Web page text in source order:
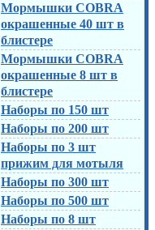
Мормышки COBRA
окрашенные 40 шт в
блистере
Мормышки COBRA
окрашенные 8 шт в
блистере
Наборы по 150 шт
Наборы по 200 шт
Наборы по 3 шт
прижим для мотыля
Наборы по 300 шт
Наборы по 500 шт
Наборы по 8 шт